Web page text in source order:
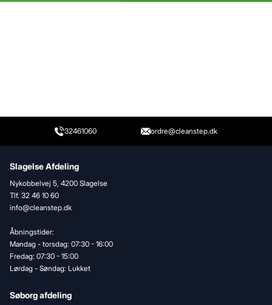
32461060 ordre@cleanstep.dk
Slagelse Afdeling
Nykobbelvej 5, 4200 Slagelse
Tlf. 32 46 10 60
info@cleanstep.dk
Åbningstider:
Mandag - torsdag: 07:30 - 16:00
Fredag: 07:30 - 15:00
Lørdag - Søndag: Lukket
Søborg afdeling